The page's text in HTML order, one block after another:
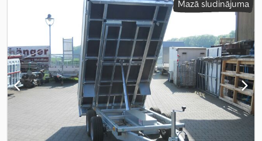
750 mm, Ražošanas gads:2026,
Mazā sludinājuma